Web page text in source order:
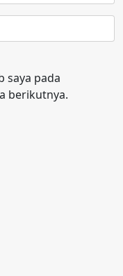
saya pada
berikutnya.